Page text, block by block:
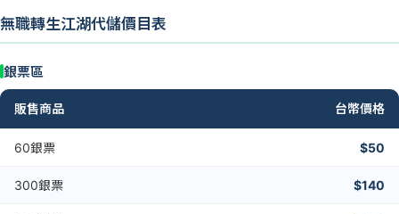
無職轉生江湖代儲價目表
銀票區
販售商品 台幣價格
60銀票 $50
300銀票 $140